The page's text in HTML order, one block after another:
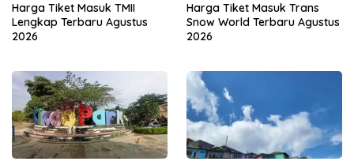
Harga Tiket Masuk TMII
Lengkap Terbaru Agustus
2026
Harga Tiket Masuk Trans
Snow World Terbaru Agustus
2026